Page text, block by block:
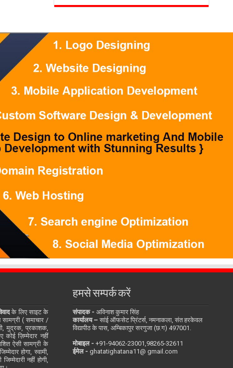
के लिए साइट के
सामग्री ( समाचार /
मुद्रक, प्रकाशक,
ज़िम्मेदार नहीं
ऐसी सामग्री के
होगा, स्वामी,
नहीं होगी,
हमसे सम्पर्क करें
संपादक -अविनाश कुमार सिंह
कार्यालय –सांई ऑफसेट प्रिंटर्स, नमनाकला, संत हरकेवल
विद्यापीठ के पास, अम्बिकापुर सरगुजा (छ.ग) 497001.
मोबाइल - ‪+91-94062-23001‬,98265-32611
ईमेल -ghatatighatana11@ gmail.com